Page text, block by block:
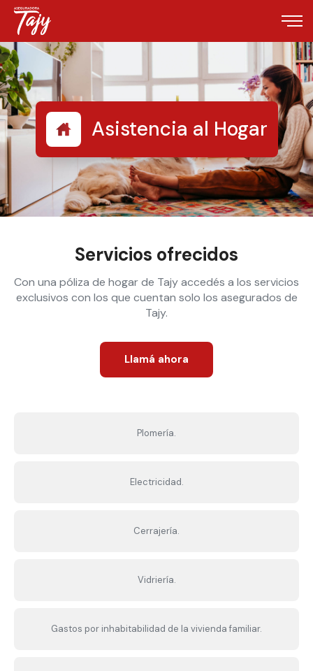
Asistencia al Hogar
Servicios ofrecidos
Con una póliza de hogar de Tajy accedés a los servicios
exclusivos con los que cuentan solo los asegurados de
Tajy.
Llamá ahora
Plomería.
Electricidad.
Cerrajería.
Vidriería.
Gastos por inhabitabilidad de la vivienda familiar.